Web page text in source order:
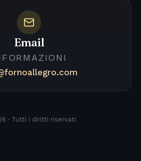
Email
· Tutti i diritti riservati